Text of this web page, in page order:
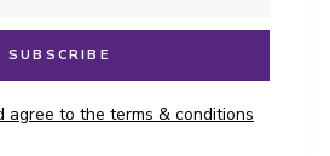
agree to the terms & conditions